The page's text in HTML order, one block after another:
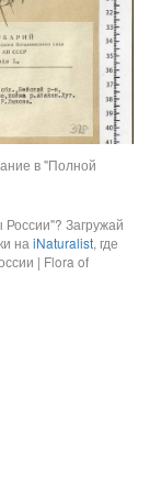
в "Полной
Загружай
на iNaturalist, где
| Flora of